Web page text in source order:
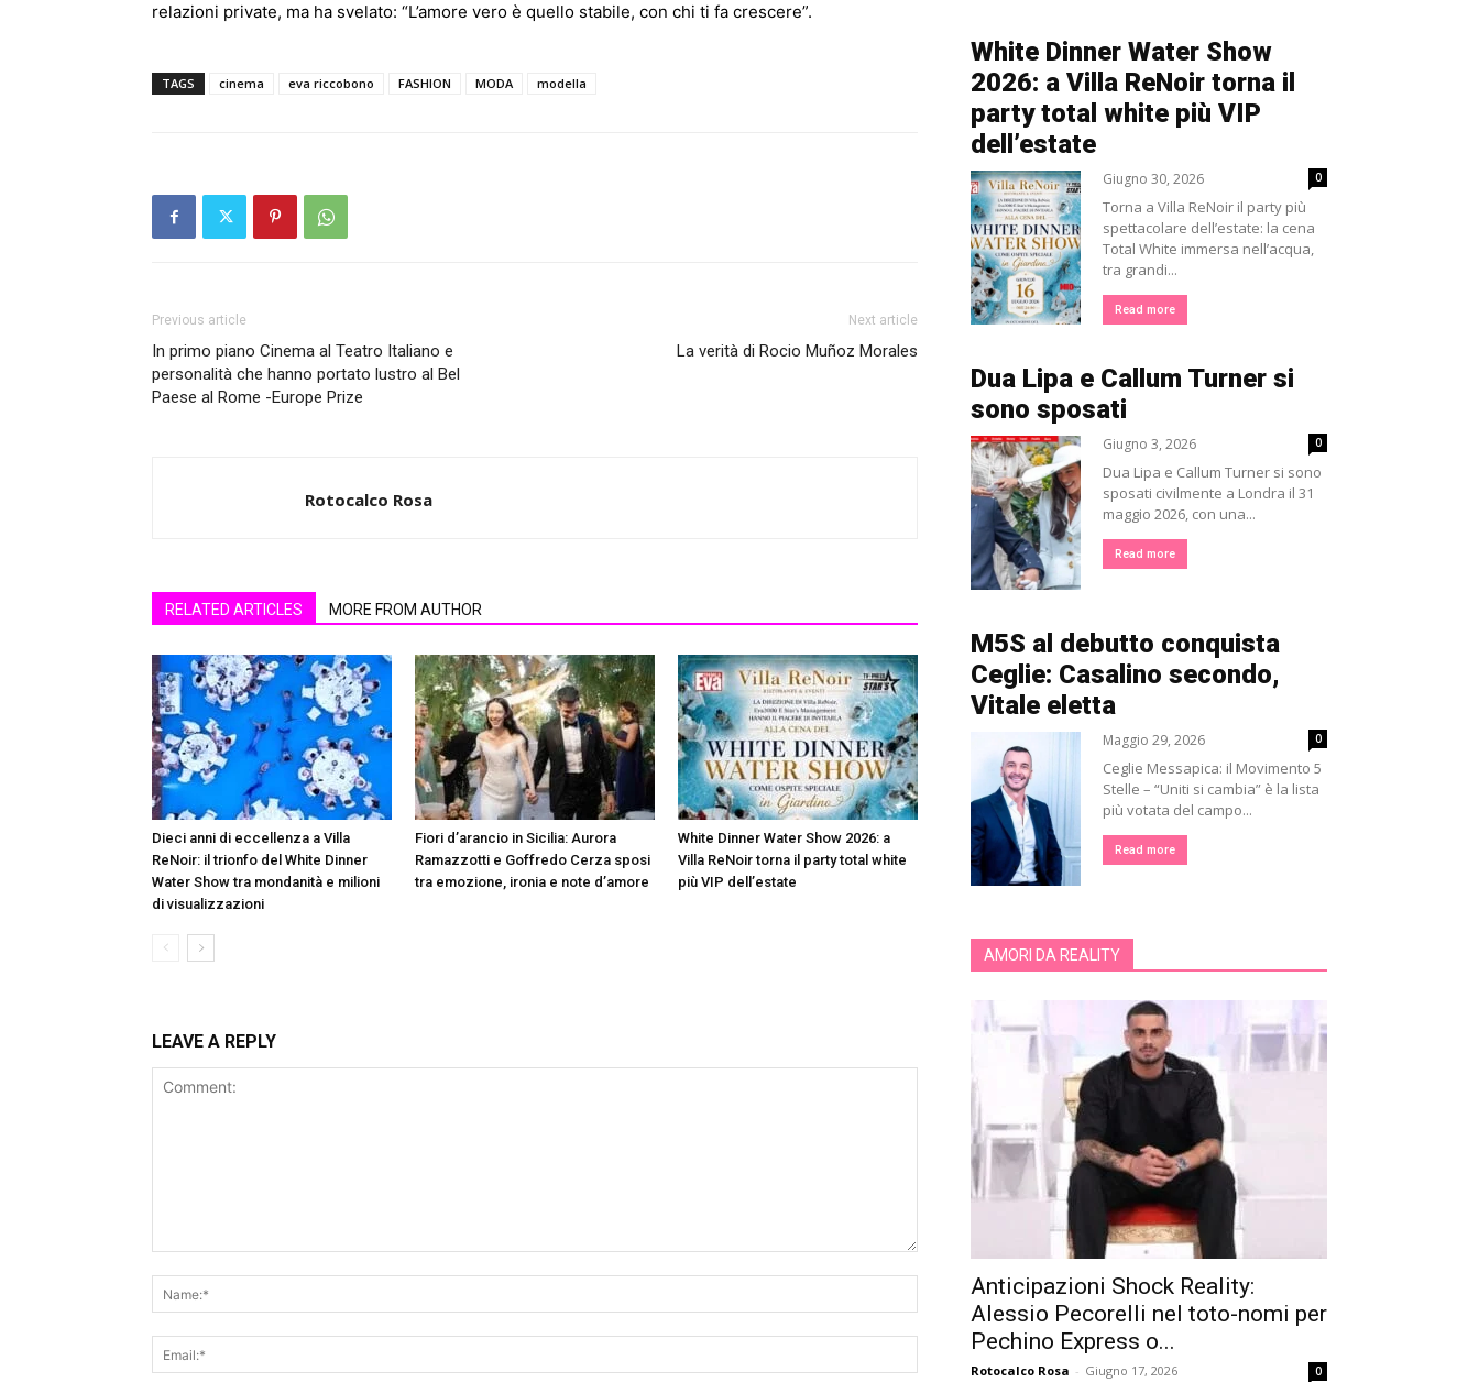
relazioni private, ma ha svelato: “L’amore vero è quello stabile, con chi ti fa crescere”.
TAGS cinema eva riccobono FASHION MODA modella
Previous article
In primo piano Cinema al Teatro Italiano e
personalità che hanno portato lustro al Bel
Paese al Rome -Europe Prize
Next article
La verità di Rocio Muñoz Morales
Rotocalco Rosa
RELATED ARTICLES MORE FROM AUTHOR
Dieci anni di eccellenza a Villa
ReNoir: il trionfo del White Dinner
Water Show tra mondanità e milioni
di visualizzazioni
Fiori d’arancio in Sicilia: Aurora
Ramazzotti e Goffredo Cerza sposi
tra emozione, ironia e note d’amore
White Dinner Water Show 2026: a
Villa ReNoir torna il party total white
più VIP dell’estate
LEAVE A REPLY
White Dinner Water Show
2026: a Villa ReNoir torna il
party total white più VIP
dell’estate
Giugno 30, 2026 0
Torna a Villa ReNoir il party più
spettacolare dell’estate: la cena
Total White immersa nell’acqua,
tra grandi...
Read more
Dua Lipa e Callum Turner si
sono sposati
Giugno 3, 2026 0
Dua Lipa e Callum Turner si sono
sposati civilmente a Londra il 31
maggio 2026, con una...
Read more
M5S al debutto conquista
Ceglie: Casalino secondo,
Vitale eletta
Maggio 29, 2026 0
Ceglie Messapica: il Movimento 5
Stelle – “Uniti si cambia” è la lista
più votata del campo...
Read more
AMORI DA REALITY
Anticipazioni Shock Reality:
Alessio Pecorelli nel toto-nomi per
Pechino Express o...
Rotocalco Rosa - Giugno 17, 2026 0